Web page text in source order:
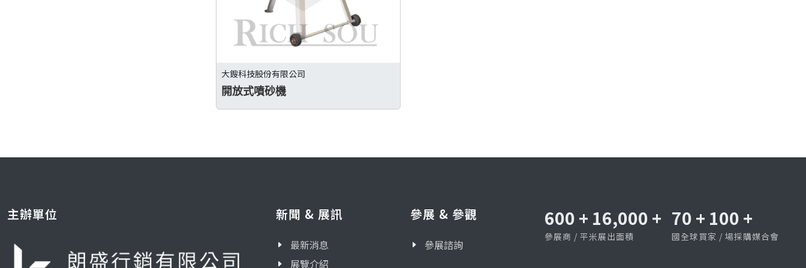
大鎪科技股份有限公司
開放式噴砂機
主辦單位 新聞 & 展訊
最新消息
展覽介紹
參展 & 參觀
參展諮詢
600 + 16,000 +
參展商 / 平米展出面積
70 + 100 +
國全球買家 / 場採購媒合會